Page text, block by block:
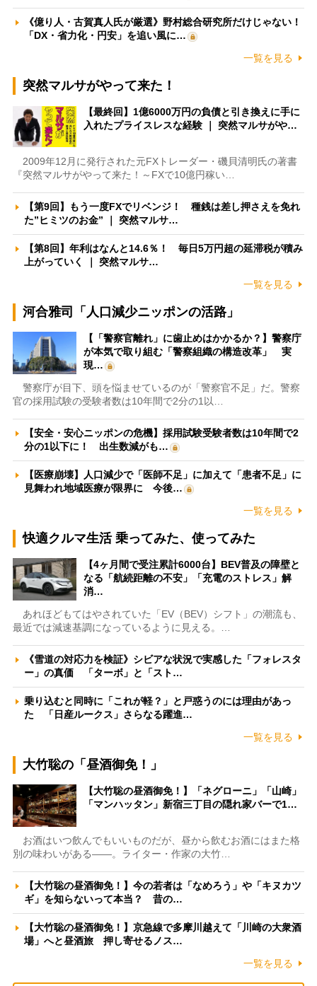
《億り人・古賀真人氏が厳選》野村総合研究所だけじゃない！
「DX・省力化・円安」を追い風に…
一覧を見る
突然マルサがやって来た！
【最終回】1億6000万円の負債と引き換えに手に
入れたプライスレスな経験 ｜ 突然マルサがや…
2009年12月に発行された元FXトレーダー・磯貝清明氏の著書
『突然マルサがやって来た！～FXで10億円稼い…
【第9回】もう一度FXでリベンジ！ 種銭は差し押さえを免れ
た”ヒミツのお金” ｜ 突然マルサ…
【第8回】年利はなんと14.6％！ 毎日5万円超の延滞税が積み
上がっていく ｜ 突然マルサ…
一覧を見る
河合雅司「人口減少ニッポンの活路」
【「警察官離れ」に歯止めはかかるか？】警察庁
が本気で取り組む「警察組織の構造改革」 実
現…
警察庁が目下、頭を悩ませているのが「警察官不足」だ。警察
官の採用試験の受験者数は10年間で2分の1以…
【安全・安心ニッポンの危機】採用試験受験者数は10年間で2
分の1以下に！ 出生数減がも…
【医療崩壊】人口減少で「医師不足」に加えて「患者不足」に
見舞われ地域医療が限界に 今後…
一覧を見る
快適クルマ生活 乗ってみた、使ってみた
【4ヶ月間で受注累計6000台】BEV普及の障壁と
なる「航続距離の不安」「充電のストレス」解
消…
あれほどもてはやされていた「EV（BEV）シフト」の潮流も、
最近では減速基調になっているように見える。…
《雪道の対応力を検証》シビアな状況で実感した「フォレスタ
ー」の真価 「ターボ」と「スト…
乗り込むと同時に「これが軽？」と戸惑うのには理由があっ
た 「日産ルークス」さらなる躍進…
一覧を見る
大竹聡の「昼酒御免！」
【大竹聡の昼酒御免！】「ネグローニ」「山崎」
「マンハッタン」新宿三丁目の隠れ家バーで1…
お酒はいつ飲んでもいいものだが、昼から飲むお酒にはまた格
別の味わいがある――。ライター・作家の大竹…
【大竹聡の昼酒御免！】今の若者は「なめろう」や「キヌカツ
ギ」を知らないって本当？ 昔の…
【大竹聡の昼酒御免！】京急線で多摩川越えて「川崎の大衆酒
場」へと昼酒旅 押し寄せるノス…
一覧を見る